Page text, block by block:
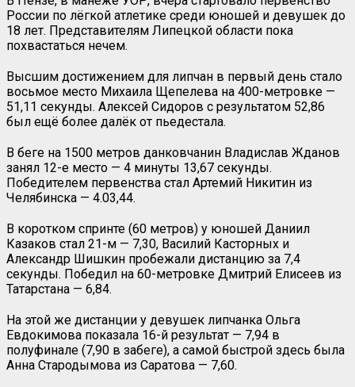
России по лёгкой атлетике среди юношей и девушек до
18 лет. Представителям Липецкой области пока
похвастаться нечем.
Высшим достижением для липчан в первый день стало
восьмое место Михаила Щепелева на 400-метровке —
51,11 секунды. Алексей Сидоров с результатом 52,86
был ещё более далёк от пьедестала.
В беге на 1500 метров данковчанин Владислав Жданов
занял 12-е место — 4 минуты 13,67 секунды.
Победителем первенства стал Артемий Никитин из
Челябинска — 4.03,44.
В коротком спринте (60 метров) у юношей Даниил
Казаков стал 21-м — 7,30, Василий Касторных и
Александр Шишкин пробежали дистанцию за 7,4
секунды. Победил на 60-метровке Дмитрий Елисеев из
Татарстана — 6,84.
На этой же дистанции у девушек липчанка Ольга
Евдокимова показала 16-й результат — 7,94 в
полуфинале (7,90 в забеге), а самой быстрой здесь была
Анна Стародымова из Саратова — 7,60.